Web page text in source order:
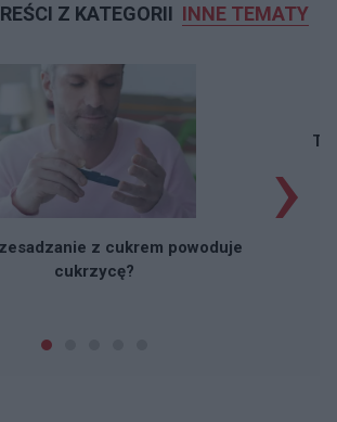
Z KATEGORII INNE TEMATY
z cukrem powoduje
cukrzycę?
›